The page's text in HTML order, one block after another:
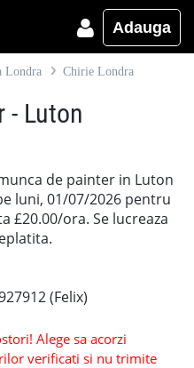
Adauga
Londra Chirie Londra
- Luton
de painter in Luton
luni, 01/07/2026 pentru
£20.00/ora. Se lucreaza
(Felix)
Alege sa acorzi
verificati si nu trimite